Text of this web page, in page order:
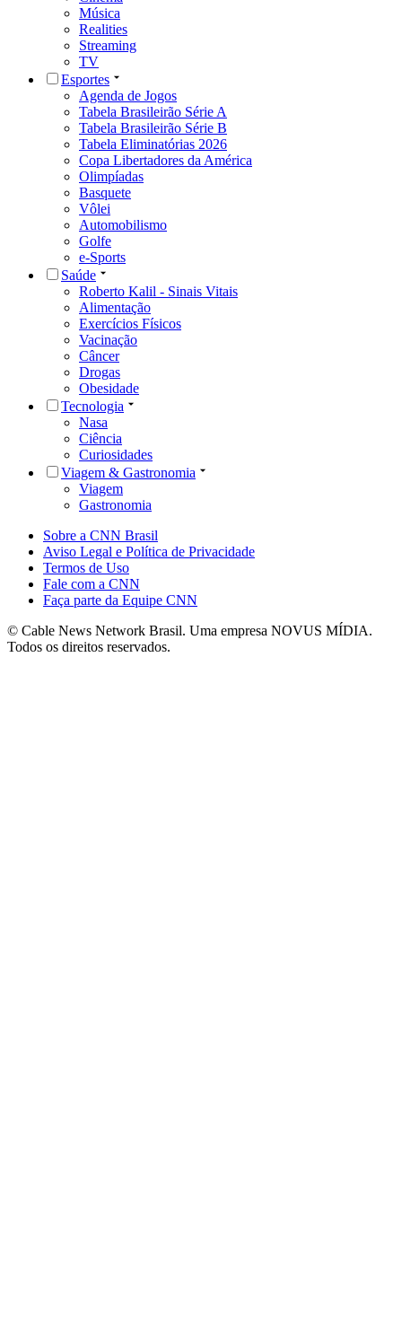
Música
Realities
Streaming
TV
Esportes
Agenda de Jogos
Tabela Brasileirão Série A
Tabela Brasileirão Série B
Tabela Eliminatórias 2026
Copa Libertadores da América
Olimpíadas
Basquete
Vôlei
Automobilismo
Golfe
e-Sports
Saúde
Roberto Kalil - Sinais Vitais
Alimentação
Exercícios Físicos
Vacinação
Câncer
Drogas
Obesidade
Tecnologia
Nasa
Ciência
Curiosidades
Viagem & Gastronomia
Viagem
Gastronomia
Sobre a CNN Brasil
Aviso Legal e Política de Privacidade
Termos de Uso
Fale com a CNN
Faça parte da Equipe CNN
© Cable News Network Brasil. Uma empresa NOVUS MÍDIA.
Todos os direitos reservados.